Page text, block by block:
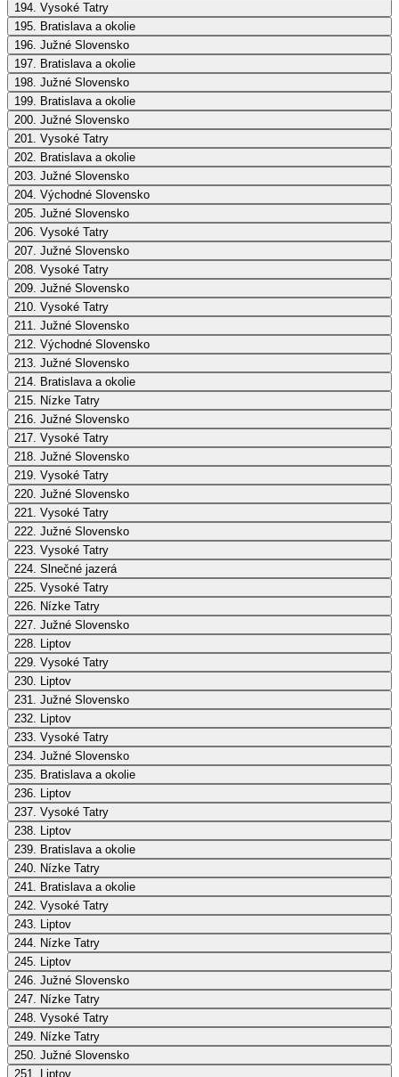
194. Vysoké Tatry
195. Bratislava a okolie
196. Južné Slovensko
197. Bratislava a okolie
198. Južné Slovensko
199. Bratislava a okolie
200. Južné Slovensko
201. Vysoké Tatry
202. Bratislava a okolie
203. Južné Slovensko
204. Východné Slovensko
205. Južné Slovensko
206. Vysoké Tatry
207. Južné Slovensko
208. Vysoké Tatry
209. Južné Slovensko
210. Vysoké Tatry
211. Južné Slovensko
212. Východné Slovensko
213. Južné Slovensko
214. Bratislava a okolie
215. Nízke Tatry
216. Južné Slovensko
217. Vysoké Tatry
218. Južné Slovensko
219. Vysoké Tatry
220. Južné Slovensko
221. Vysoké Tatry
222. Južné Slovensko
223. Vysoké Tatry
224. Slnečné jazerá
225. Vysoké Tatry
226. Nízke Tatry
227. Južné Slovensko
228. Liptov
229. Vysoké Tatry
230. Liptov
231. Južné Slovensko
232. Liptov
233. Vysoké Tatry
234. Južné Slovensko
235. Bratislava a okolie
236. Liptov
237. Vysoké Tatry
238. Liptov
239. Bratislava a okolie
240. Nízke Tatry
241. Bratislava a okolie
242. Vysoké Tatry
243. Liptov
244. Nízke Tatry
245. Liptov
246. Južné Slovensko
247. Nízke Tatry
248. Vysoké Tatry
249. Nízke Tatry
250. Južné Slovensko
251. Liptov